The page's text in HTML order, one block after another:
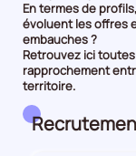
En termes de
évoluent les offres
embauches ?
Retrouvez ici
rapprochement
territoire.